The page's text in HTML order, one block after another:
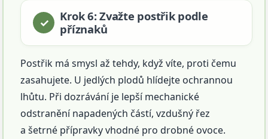
Krok 6: Zvažte postřik podle
příznaků
Postřik má smysl až tehdy, když víte, proti čemu
zasahujete. U jedlých plodů hlídejte ochrannou
lhůtu. Při dozrávání je lepší mechanické
odstranění napadených částí, vzdušný řez
a šetrné přípravky vhodné pro drobné ovoce.